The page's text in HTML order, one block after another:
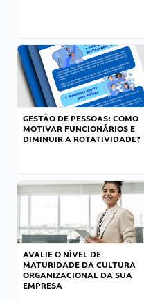
GESTÃO DE PESSOAS: COMO
MOTIVAR FUNCIONÁRIOS E
DIMINUIR A ROTATIVIDADE?
AVALIE O NÍVEL DE
MATURIDADE DA CULTURA
ORGANIZACIONAL DA SUA
EMPRESA